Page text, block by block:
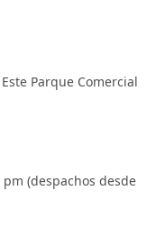
Parque Comercial
(despachos desde